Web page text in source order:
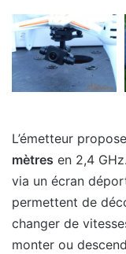
L’émetteur
mètres en 2,4
via un écran
permettent de
changer de
monter ou